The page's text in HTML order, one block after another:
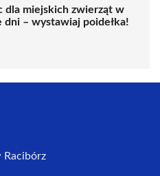
dla miejskich zwierząt w
dni – wystawiaj poidełka!
Racibórz